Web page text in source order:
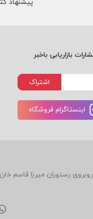
کشی
پیشنهاد
بازاریابی باخبر
اشتراک
اینستاگرام فروشگاه
خیابان 12 فروردین، روبروی رستوران